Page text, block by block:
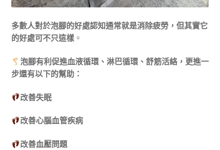
多數人對於泡腳的好處認知通常就是消除疲勞，但其實它
的好處可不只這樣。
泡腳有利促進血液循環、淋巴循環、舒筋活絡，更進一
步還有以下的幫助：
改善失眠
改善心腦血管疾病
改善血壓問題